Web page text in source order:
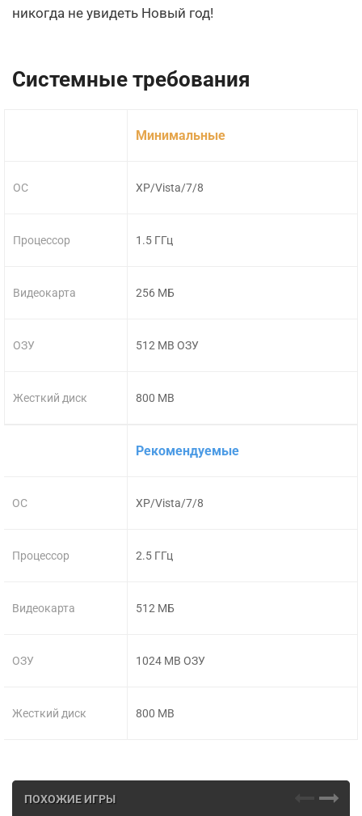
никогда не увидеть Новый год!
Системные требования
ОС
Процессор
Видеокарта
ОЗУ
Жесткий диск
Минимальные
XP/Vista/7/8
1.5 ГГц
256 МБ
512 MB ОЗУ
800 MB
ОС
Процессор
Видеокарта
ОЗУ
Жесткий диск
Рекомендуемые
XP/Vista/7/8
2.5 ГГц
512 МБ
1024 MB ОЗУ
800 MB
ПОХОЖИЕ ИГРЫ